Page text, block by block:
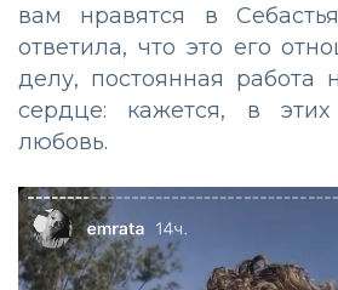
вам нравятся в
ответила, что это его
делу, постоянная работа
сердце: кажется, в этих
любовь.